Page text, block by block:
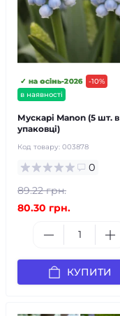
-10%
в наявності
✓ на осінь-2026
Мускарі Manon (5 шт. в
упаковці)
Код товару: 003878
0
89.22 грн.
80.30 грн.
КУПИТИ